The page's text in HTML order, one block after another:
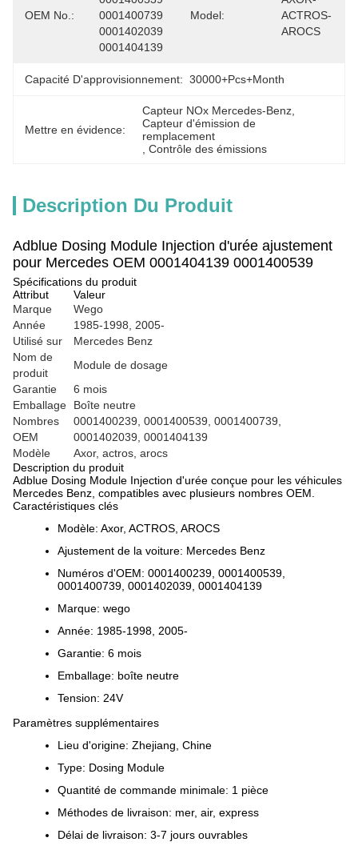
OEM No.:
0001400739
0001402039
0001404139
Model:
ACTROS-
AROCS
Capacité D'approvisionnement: 30000+Pcs+Month
Mettre en évidence:
Capteur NOx Mercedes-Benz
Capteur d'émission de
remplacement
, Contrôle des émissions
Description Du Produit
Adblue Dosing Module Injection d'urée ajustement
pour Mercedes OEM 0001404139 0001400539
Spécifications du produit
Attribut
Valeur
Marque
Wego
Année
1985-1998, 2005-
Utilisé sur
Mercedes Benz
Nom de
produit
Module de dosage
Garantie
6 mois
Emballage
Boîte neutre
Nombres
OEM
0001400239, 0001400539, 0001400739,
0001402039, 0001404139
Modèle
Axor, actros, arocs
Description du produit
Adblue Dosing Module Injection d'urée conçue pour les véhicules
Mercedes Benz, compatibles avec plusieurs nombres OEM.
Caractéristiques clés
Modèle: Axor, ACTROS, AROCS
Ajustement de la voiture: Mercedes Benz
Numéros d'OEM: 0001400239, 0001400539,
0001400739, 0001402039, 0001404139
Marque: wego
Année: 1985-1998, 2005-
Garantie: 6 mois
Emballage: boîte neutre
Tension: 24V
Paramètres supplémentaires
Lieu d'origine: Zhejiang, Chine
Type: Dosing Module
Quantité de commande minimale: 1 pièce
Méthodes de livraison: mer, air, express
Délai de livraison: 3-7 jours ouvrables